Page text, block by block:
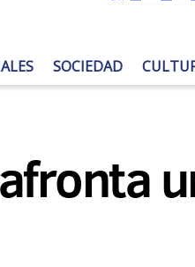
SOCIEDAD